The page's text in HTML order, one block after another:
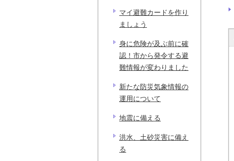
マイ避難カードを作り
ましょう
身に危険が及ぶ前に確
認！市から発令する避
難情報が変わりました
新たな防災気象情報の
運用について
地震に備える
洪水、土砂災害に備え
る